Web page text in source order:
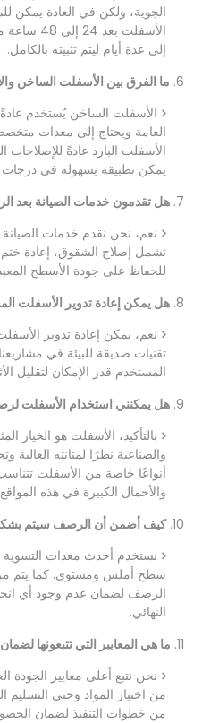
الجوية، ولكن في العادة يمكن
الأسفلت
إلى عدة أيام ليتم تثبيته بالكامل.
6. ما الفرق بين الأسفلت الساخن
الأسفلت الساخن يُستخدم
العامة ويحتاج إلى معدات
الأسفلت البارد عادةً
يمكن تطبيقه بسهولة في درجات
7. هل تقدمون خدمات الصيانة بعد
نعم، نحن نقدم خدمات الصيانة
تشمل إصلاح الشقوق، إعادة
للحفاظ على جودة الأسطح
8. هل يمكن إعادة تدوير الأسفلت
نعم، يمكن إعادة تدوير
تقنيات صديقة للبيئة في
المستخدم قدر الإمكان لتقليل
9. هل يمكنني استخدام الأسفلت
بالتأكيد، الأسفلت هو الخيار
والصناعية نظرًا لمتانته العالية
أنواعًا خاصة من الأسفلت
والأحمال الكبيرة في هذه
10. كيف أضمن أن الرصف سيتم
نستخدم أحدث معدات
سطح أملس ومستوي. كما يتم
الرصف لضمان عدم وجود أي
النهائي.
11. ما هي المعايير التي تتبعونها
نحن نتبع أعلى معايير الجودة
من اختيار المواد وحتى
من خطوات التنفيذ لضمان